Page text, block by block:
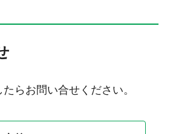
らお問い合せください。